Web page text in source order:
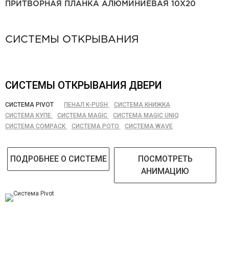
ПРИТВОРНАЯ ПЛАНКА АЛЮМИНИЕВАЯ 10Х20
СИСТЕМЫ ОТКРЫВАНИЯ
СИСТЕМЫ ОТКРЫВАНИЯ ДВЕРИ
СИСТЕМА PIVOT ПЕНАЛ K-PUSH
СИСТЕМА КНИЖКА
СИСТЕМА КУПЕ
СИСТЕМА MAGIC
СИСТЕМА MAGIC UNIQ
СИСТЕМА COMPACK
СИСТЕМА РОТО СИСТЕМА WAVE
ПОДРОБНЕЕ О СИСТЕМЕ
ПОСМОТРЕТЬ
АНИМАЦИЮ